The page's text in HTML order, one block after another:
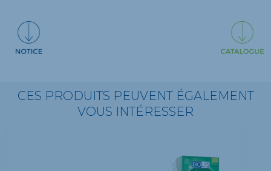
CES PRODUITS PEUVENT ÉGALEMENT
VOUS INTÉRESSER